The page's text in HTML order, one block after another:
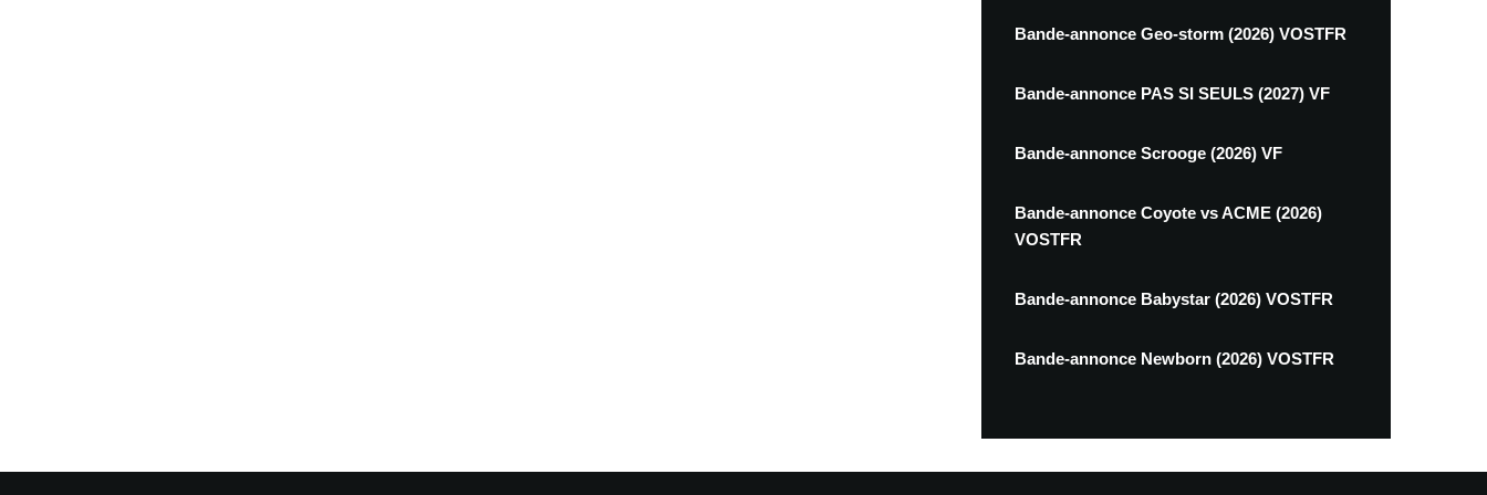
Bande-annonce Geo-storm (2026) VOSTFR
Bande-annonce PAS SI SEULS (2027) VF
Bande-annonce Scrooge (2026) VF
Bande-annonce Coyote vs ACME (2026)
VOSTFR
Bande-annonce Babystar (2026) VOSTFR
Bande-annonce Newborn (2026) VOSTFR